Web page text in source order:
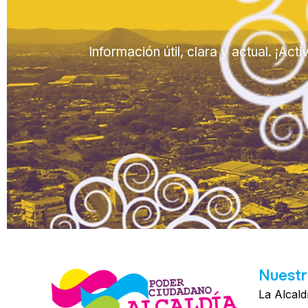
Información útil, clara y actual.
La